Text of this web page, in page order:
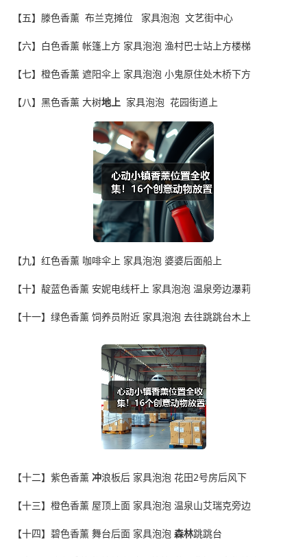
【五】滕色香薰 布兰克摊位 家具泡泡 文艺街中心
【六】白色香薰 帐篷上方 家具泡泡 渔村巴士站上方楼梯
【七】橙色香薰 遮阳伞上 家具泡泡 小鬼原住处木桥下方
【八】黑色香薰 大树地上家具泡泡 花园街道上
【九】红色香薰 咖啡伞上 家具泡泡 婆婆后面船上
【十】靛蓝色香薰 安妮电线杆上 家具泡泡 温泉旁边瀑莉
【十一】绿色香薰 饲养员附近 家具泡泡 去往跳跳台木上
【十二】紫色香薰 冲浪板后 家具泡泡 花田2号房后风下
【十三】橙色香薰 屋顶上面 家具泡泡 温泉山艾瑞克旁边
【十四】碧色香薰 舞台后面 家具泡泡 森林跳跳台